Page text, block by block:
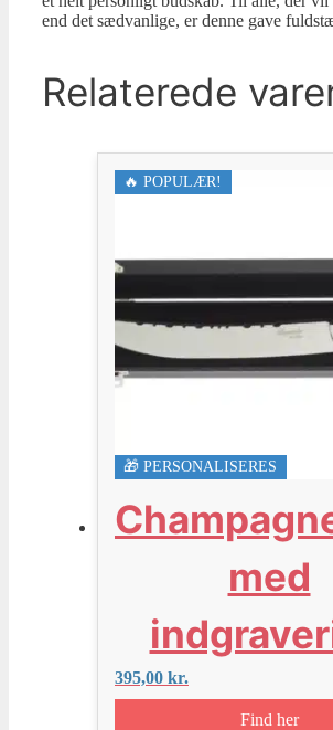
end det sædvanlige, er denne gave
Relaterede
🎁 PERSONALISERES
🔥 POPULÆR!
med
395,00 kr.
Find her